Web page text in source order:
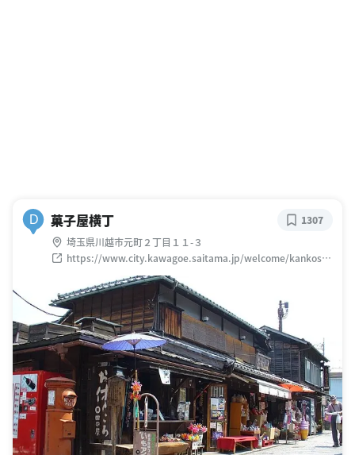
D 菓子屋横丁
埼玉県川越市元町２丁目１１-３
https://www.city.kawagoe.saitama.jp/welcome/kankosp
ot/kurazukurizone/kashiya.html
1307